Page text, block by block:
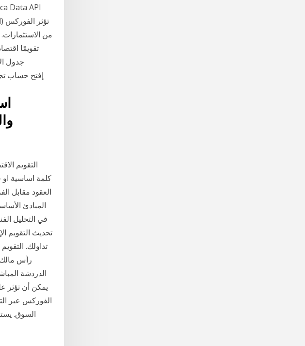
Data API
من
التقويم
كلمة اساسية او
العقود مقابل
المبادئ
في التحليل
تحديث التقويم
تداولك.
الدردشة
يمكن أن تؤثر
الفوركس عبر
السوق.